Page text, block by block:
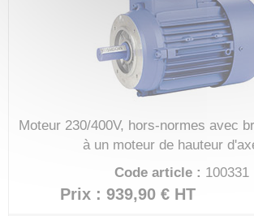
Moteur 230/400V, hors-normes avec
à un moteur de hauteur
Code article : 100331
Prix : 939,90 € HT